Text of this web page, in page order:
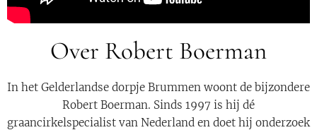
Over Robert Boerman
In het Gelderlandse dorpje Brummen woont de bijzondere
Robert Boerman. Sinds 1997 is hij dé
graancirkelspecialist van Nederland en doet hij onderzoek